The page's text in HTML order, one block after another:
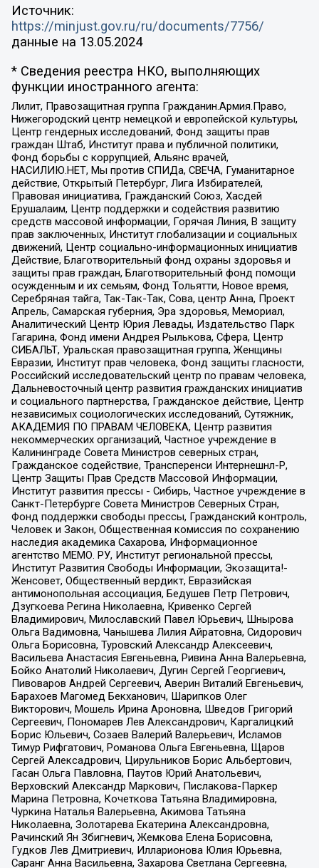
Источник:
https://minjust.gov.ru/ru/documents/7756/
данные на 13.05.2024
* Сведения реестра НКО, выполняющих
функции иностранного агента:
Лилит, Правозащитная группа Гражданин.Армия.Право,
Нижегородский центр немецкой и европейской культуры,
Центр гендерных исследований, Фонд защиты прав
граждан Штаб, Институт права и публичной политики,
Фонд борьбы с коррупцией, Альянс врачей,
НАСИЛИЮ.НЕТ, Мы против СПИДа, СВЕЧА, Гуманитарное
действие, Открытый Петербург, Лига Избирателей,
Правовая инициатива, Гражданский Союз, Хасдей
Ерушалаим, Центр поддержки и содействия развитию
средств массовой информации, Горячая Линия, В защиту
прав заключенных, Институт глобализации и социальных
движений, Центр социально-информационных инициатив
Действие, Благотворительный фонд охраны здоровья и
защиты прав граждан, Благотворительный фонд помощи
осужденным и их семьям, Фонд Тольятти, Новое время,
Серебряная тайга, Так-Так-Так, Сова, центр Анна, Проект
Апрель, Самарская губерния, Эра здоровья, Мемориал,
Аналитический Центр Юрия Левады, Издательство Парк
Гагарина, Фонд имени Андрея Рылькова, Сфера, Центр
СИБАЛЬТ, Уральская правозащитная группа, Женщины
Евразии, Институт прав человека, Фонд защиты гласности,
Российский исследовательский центр по правам человека,
Дальневосточный центр развития гражданских инициатив
и социального партнерства, Гражданское действие, Центр
независимых социологических исследований, Сутяжник,
АКАДЕМИЯ ПО ПРАВАМ ЧЕЛОВЕКА, Центр развития
некоммерческих организаций, Частное учреждение в
Калининграде Совета Министров северных стран,
Гражданское содействие, Трансперенси Интернешнл-Р,
Центр Защиты Прав Средств Массовой Информации,
Институт развития прессы - Сибирь, Частное учреждение в
Санкт-Петербурге Совета Министров Северных Стран,
Фонд поддержки свободы прессы, Гражданский контроль,
Человек и Закон, Общественная комиссия по сохранению
наследия академика Сахарова, Информационное
агентство МЕМО. РУ, Институт региональной прессы,
Институт Развития Свободы Информации, Экозащита!-
Женсовет, Общественный вердикт, Евразийская
антимонопольная ассоциация, Бедушев Петр Петрович,
Дзугкоева Регина Николаевна, Кривенко Сергей
Владимирович, Милославский Павел Юрьевич, Шнырова
Ольга Вадимовна, Чанышева Лилия Айратовна, Сидорович
Ольга Борисовна, Туровский Александр Алексеевич,
Васильева Анастасия Евгеньевна, Ривина Анна Валерьевна,
Бойко Анатолий Николаевич, Дугин Сергей Георгиевич,
Пивоваров Андрей Сергеевич, Аверин Виталий Евгеньевич,
Барахоев Магомед Бекханович, Шарипков Олег
Викторович, Мошель Ирина Ароновна, Шведов Григорий
Сергеевич, Пономарев Лев Александрович, Каргалицкий
Борис Юльевич, Созаев Валерий Валерьевич, Исламов
Тимур Рифгатович, Романова Ольга Евгеньевна, Щаров
Сергей Алексадрович, Цирульников Борис Альбертович,
Гасан Ольга Павловна, Паутов Юрий Анатольевич,
Верховский Александр Маркович, Пислакова-Паркер
Марина Петровна, Кочеткова Татьяна Владимировна,
Чуркина Наталья Валерьевна, Акимова Татьяна
Николаевна, Золотарева Екатерина Александровна,
Рачинский Ян Збигневич, Жемкова Елена Борисовна,
Гудков Лев Дмитриевич, Илларионова Юлия Юрьевна,
Саранг Анна Васильевна, Захарова Светлана Сергеевна,